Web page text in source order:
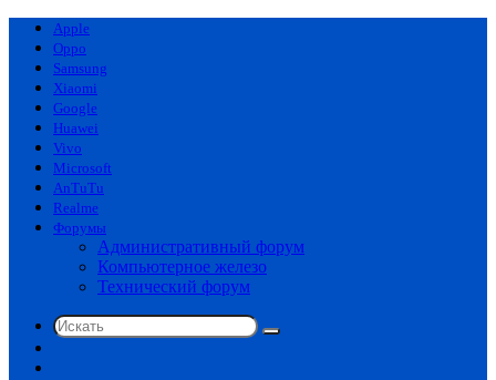
Apple
Oppo
Samsung
Xiaomi
Google
Huawei
Vivo
Microsoft
AnTuTu
Realme
Форумы
Административный форум
Компьютерное железо
Технический форум
Искать